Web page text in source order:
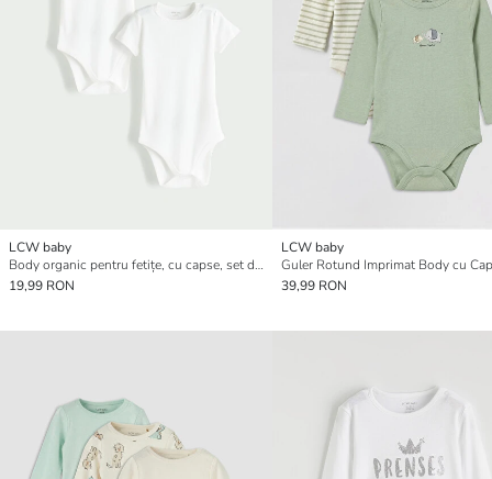
LCW baby
Body organic pentru fetițe, cu capse, set de 2 bucăți
19,99 RON
LCW baby
39,99 RON